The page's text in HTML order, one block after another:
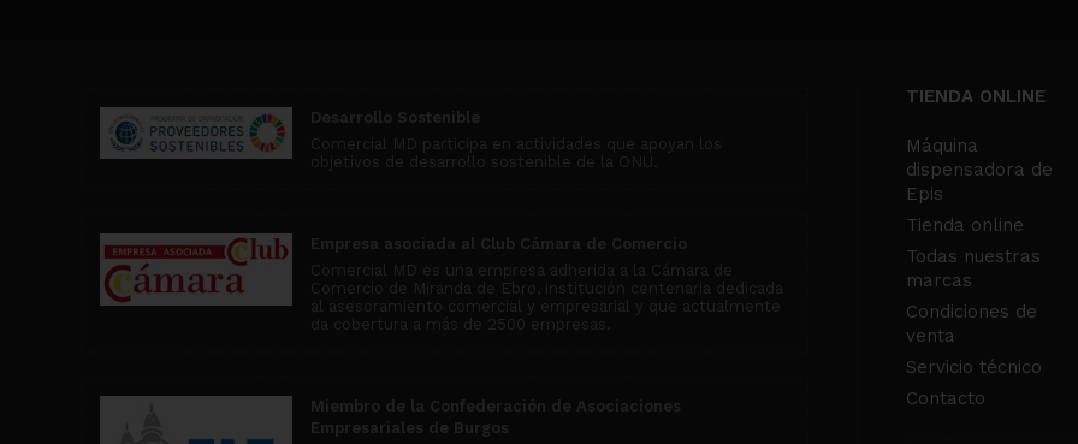
Desarrollo Sostenible
Comercial MD participa en actividades que apoyan los
objetivos de desarrollo sostenible de la ONU.
Empresa asociada al Club Cámara de Comercio
Comercial MD es una empresa adherida a la Cámara de
Comercio de Miranda de Ebro, institución centenaria dedicada
al asesoramiento comercial y empresarial y que actualmente
da cobertura a más de 2500 empresas.
Miembro de la Confederación de Asociaciones
Empresariales de Burgos
TIENDA ONLINE
Máquina
dispensadora de
Epis
Tienda online
Todas nuestras
marcas
Condiciones de
venta
Servicio técnico
Contacto